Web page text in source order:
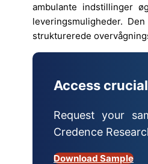
ambulante indstillinger
leveringsmuligheder.
strukturerede
Access
Request your
Credence
Download Sample